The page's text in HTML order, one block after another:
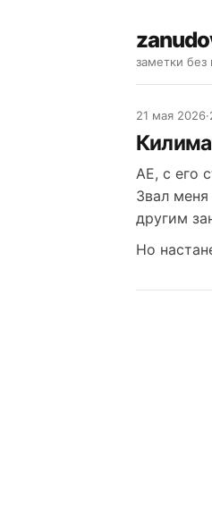
заметки без
21 мая 2026·
АЕ, с его
Звал меня
другим
Но